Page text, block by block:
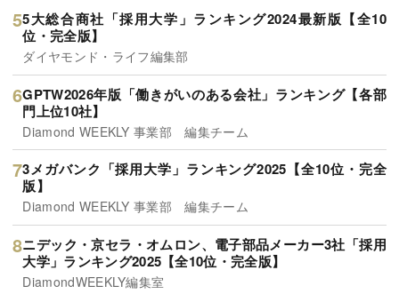
5大総合商社「採用大学」ランキング2024最新版【全10
位・完全版】
ダイヤモンド・ライフ編集部
GPTW2026年版「働きがいのある会社」ランキング【各部
門上位10社】
Diamond WEEKLY 事業部 編集チーム
3メガバンク「採用大学」ランキング2025【全10位・完全
版】
Diamond WEEKLY 事業部 編集チーム
ニデック・京セラ・オムロン、電子部品メーカー3社「採用
大学」ランキング2025【全10位・完全版】
DiamondWEEKLY編集室